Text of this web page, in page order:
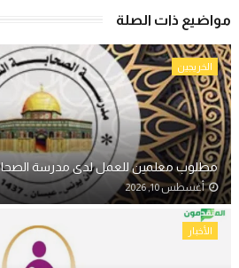
مواضيع ذات الصلة
الخريجين
مطلوب معلمين للعمل لدى مدرسة
أغسطس 10, 2026
الأخبار